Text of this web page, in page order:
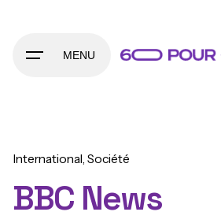
content
MENU
International Société
BBC News